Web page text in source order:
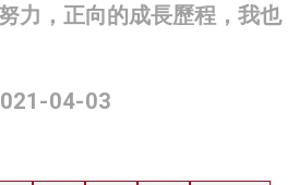
力，正向的成長歷程，我也
04-03